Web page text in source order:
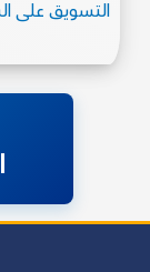
التسويق على